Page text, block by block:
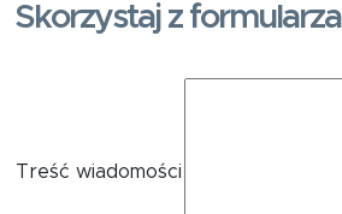
Skorzystaj z formularza
Treść wiadomości